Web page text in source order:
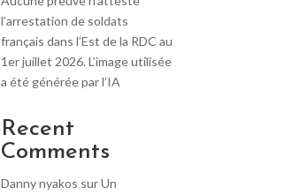
l’arrestation de soldats
français dans l’Est de la RDC au
1er juillet 2026. L’image utilisée
a été générée par l’IA
Recent
Comments
Danny nyakos surUn